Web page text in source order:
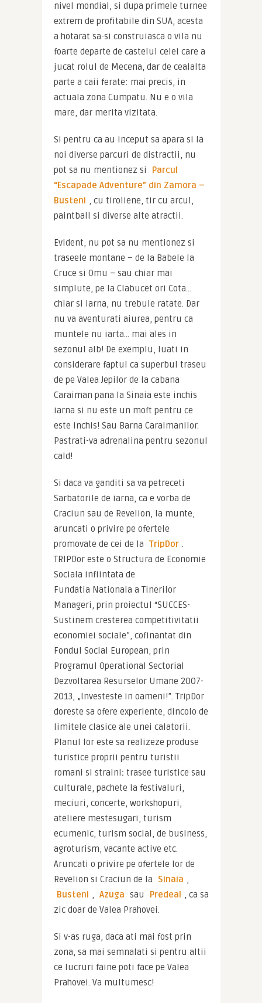
nivel mondial, si dupa primele turnee
extrem de profitabile din SUA, acesta
a hotarat sa-si construiasca o vila nu
foarte departe de castelul celei care a
jucat rolul de Mecena, dar de cealalta
parte a caii ferate: mai precis, in
actuala zona Cumpatu. Nu e o vila
mare, dar merita vizitata.
Si pentru ca au inceput sa apara si la
noi diverse parcuri de distractii, nu
pot sa nu mentionez si
Parcul
“Escapade Adventure” din Zamora –
Busteni , cu tiroliene, tir cu arcul,
paintball si diverse alte atractii.
Evident, nu pot sa nu mentionez si
traseele montane – de la Babele la
Cruce si Omu – sau chiar mai
simplute, pe la Clabucet ori Cota…
chiar si iarna, nu trebuie ratate. Dar
nu va aventurati aiurea, pentru ca
muntele nu iarta… mai ales in
sezonul alb! De exemplu, luati in
considerare faptul ca superbul traseu
de pe Valea Jepilor de la cabana
Caraiman pana la Sinaia este inchis
iarna si nu este un moft pentru ce
este inchis! Sau Barna Caraimanilor.
Pastrati-va adrenalina pentru sezonul
cald!
Si daca va ganditi sa va petreceti
Sarbatorile de iarna, ca e vorba de
Craciun sau de Revelion, la munte,
aruncati o privire pe ofertele
promovate de cei de la TripDor .
TRIPDor este o Structura de Economie
Sociala infiintata de
Fundatia Nationala a Tinerilor
Manageri, prin proiectul “SUCCES-
Sustinem cresterea competitivitatii
economiei sociale”, cofinantat din
Fondul Social European, prin
Programul Operational Sectorial
Dezvoltarea Resurselor Umane 2007-
2013, „Investeste in oameni!”. TripDor
doreste sa ofere experiente, dincolo de
limitele clasice ale unei calatorii.
Planul lor este sa realizeze produse
turistice proprii pentru turistii
romani si straini: trasee turistice sau
culturale, pachete la festivaluri,
meciuri, concerte, workshopuri,
ateliere mestesugari, turism
ecumenic, turism social, de business,
agroturism, vacante active etc.
Aruncati o privire pe ofertele lor de
Revelion si Craciun de la
Sinaia
Busteni , Azuga sau Predeal , ca sa
zic doar de Valea Prahovei.
Si v-as ruga, daca ati mai fost prin
zona, sa mai semnalati si pentru altii
ce lucruri faine poti face pe Valea
Prahovei. Va multumesc!